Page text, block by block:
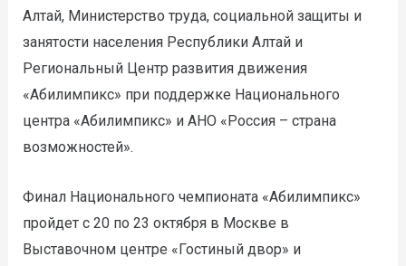
Алтай, Министерство труда, социальной защиты и
занятости населения Республики Алтай и
Региональный Центр развития движения
«Абилимпикс» при поддержке Национального
центра «Абилимпикс» и АНО «Россия – страна
возможностей».
Финал Национального чемпионата «Абилимпикс»
пройдет с 20 по 23 октября в Москве в
Выставочном центре «Гостиный двор» и